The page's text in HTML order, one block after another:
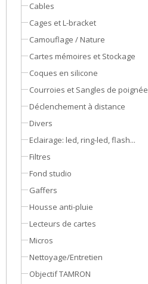
Cables
Cages et L-bracket
Camouflage / Nature
Cartes mémoires et Stockage
Coques en silicone
Courroies et Sangles de poignée
Déclenchement à distance
Divers
Eclairage: led, ring-led, flash...
Filtres
Fond studio
Gaffers
Housse anti-pluie
Lecteurs de cartes
Micros
Nettoyage/Entretien
Objectif TAMRON